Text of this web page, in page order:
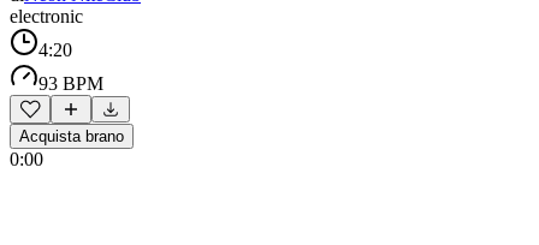
electronic
4:20
93 BPM
Acquista brano
0:00